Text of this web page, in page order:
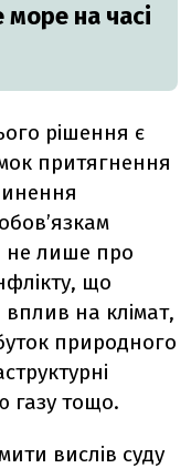
на часі
рішення є
притягнення
не лише про
що
на клімат,
природного
газу тощо.
вислів суду